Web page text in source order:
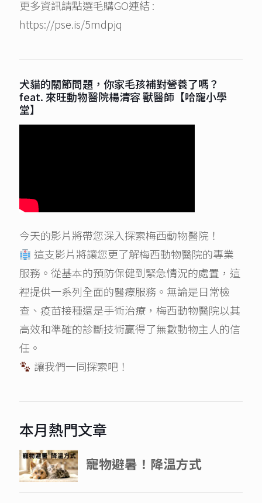
更多資訊請點選毛購GO連結 :
https://pse.is/5mdpjq
犬貓的關節問題，你家毛孩補對營養了嗎？
feat. 來旺動物醫院楊清容 獸醫師【哈寵小學
堂】
今天的影片將帶您深入探索梅西動物醫院！
這支影片將讓您更了解梅西動物醫院的專業
服務。從基本的預防保健到緊急情況的處置，這
裡提供一系列全面的醫療服務。無論是日常檢
查、疫苗接種還是手術治療，梅西動物醫院以其
高效和準確的診斷技術贏得了無數動物主人的信
任。
讓我們一同探索吧！
本月熱門文章